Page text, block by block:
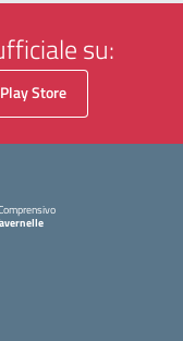
su:
Play Store